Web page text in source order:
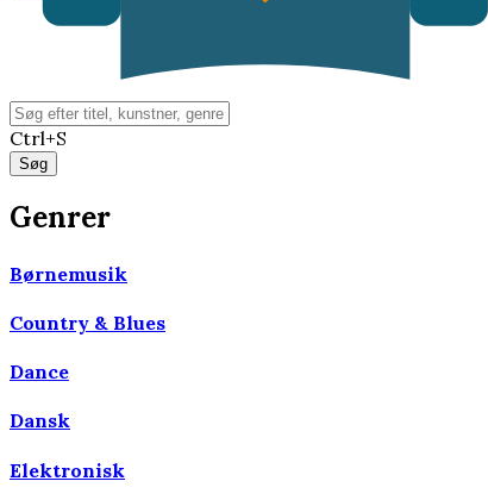
Ctrl+S
Genrer
Børnemusik
Country & Blues
Dance
Dansk
Elektronisk